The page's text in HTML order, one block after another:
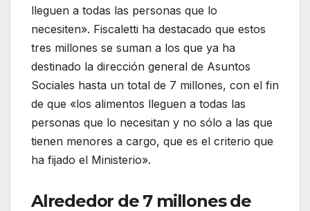
lleguen a todas las personas que lo
necesiten». Fiscaletti ha destacado que estos
tres millones se suman a los que ya ha
destinado la dirección general de Asuntos
Sociales hasta un total de 7 millones, con el fin
de que «los alimentos lleguen a todas las
personas que lo necesitan y no sólo a las que
tienen menores a cargo, que es el criterio que
ha fijado el Ministerio».
Alrededor de 7 millones de